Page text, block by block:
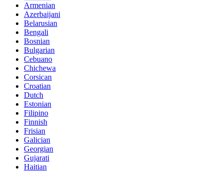
Armenian
Azerbaijani
Belarusian
Bengali
Bosnian
Bulgarian
Cebuano
Chichewa
Corsican
Croatian
Dutch
Estonian
Filipino
Finnish
Frisian
Galician
Georgian
Gujarati
Haitian